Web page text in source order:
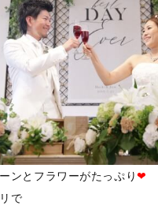
ンとフラワーがたっぷり❤
で